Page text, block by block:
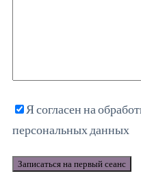
Я согласен на
персональных данных